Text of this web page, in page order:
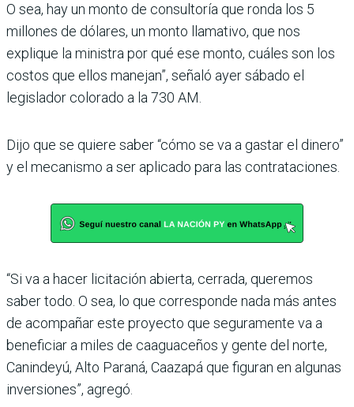
O sea, hay un monto de consultoría que ronda los 5
millones de dólares, un monto llamativo, que nos
explique la ministra por qué ese monto, cuáles son los
costos que ellos manejan”, señaló ayer sábado el
legislador colorado a la 730 AM.
Dijo que se quiere saber “cómo se va a gastar el dinero”
y el mecanismo a ser aplicado para las contrataciones.
“Si va a hacer licitación abierta, cerrada, queremos
saber todo. O sea, lo que corresponde nada más antes
de acompañar este proyecto que seguramente va a
beneficiar a miles de caaguaceños y gente del norte,
Canindeyú, Alto Paraná, Caazapá que figuran en algunas
inversiones”, agregó.